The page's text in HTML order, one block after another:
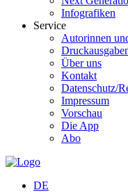
Infografiken
Service
Autorinnen
Über uns
Kontakt
Datenschutz/
Impressum
Vorschau
Die App
Abo
DE